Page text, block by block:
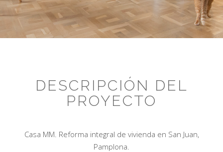
DESCRIPCIÓN DEL
PROYECTO
Casa MM. Reforma integral de vivienda en San Juan,
Pamplona.